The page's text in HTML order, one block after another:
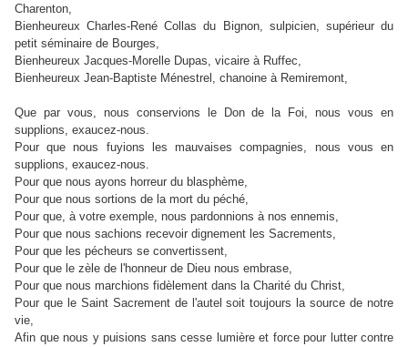
Charenton,
Bienheureux Charles-René Collas du Bignon, sulpicien, supérieur du
petit séminaire de Bourges,
Bienheureux Jacques-Morelle Dupas, vicaire à Ruffec,
Bienheureux Jean-Baptiste Ménestrel , chanoine à Remiremont,
Que par vous, nous conservions le Don de la Foi, nous vous en
supplions, exaucez-nous.
Pour que nous fuyions les mauvaises compagnies, nous vous en
supplions, exaucez-nous.
Pour que nous ayons horreur du blasphème,
Pour que nous sortions de la mort du péché,
Pour que, à votre exemple, nous pardonnions à nos ennemis,
Pour que nous sachions recevoir dignement les Sacrements,
Pour que les pécheurs se convertissent,
Pour que le zèle de l'honneur de Dieu nous embrase,
Pour que nous marchions fidèlement dans la Charité du Christ,
Pour que le Saint Sacrement de l'autel soit toujours la source de notre
vie,
Afin que nous y puisions sans cesse lumière et force pour lutter contre